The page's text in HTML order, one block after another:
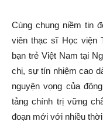
Cùng chung niềm tin
viên thạc sĩ Học viện
bạn trẻ Việt Nam tại
chị, sự tín nhiệm cao
nguyện vọng của
tảng chính trị vững
đoạn mới với nhiều